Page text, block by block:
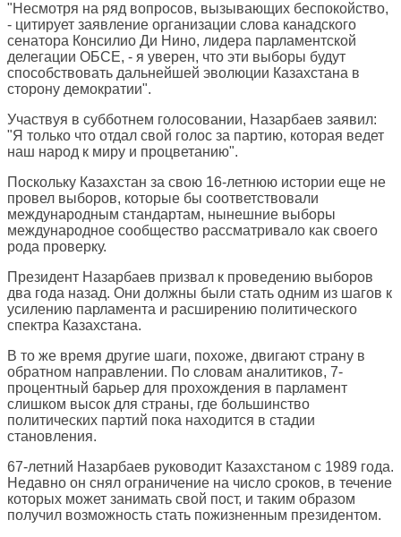
"Несмотря на ряд вопросов, вызывающих беспокойство,
- цитирует заявление организации слова канадского
сенатора Консилио Ди Нино, лидера парламентской
делегации ОБСЕ, - я уверен, что эти выборы будут
способствовать дальнейшей эволюции Казахстана в
сторону демократии".
Участвуя в субботнем голосовании, Назарбаев заявил:
"Я только что отдал свой голос за партию, которая ведет
наш народ к миру и процветанию".
Поскольку Казахстан за свою 16-летнюю истории еще не
провел выборов, которые бы соответствовали
международным стандартам, нынешние выборы
международное сообщество рассматривало как своего
рода проверку.
Президент Назарбаев призвал к проведению выборов
два года назад. Они должны были стать одним из шагов к
усилению парламента и расширению политического
спектра Казахстана.
В то же время другие шаги, похоже, двигают страну в
обратном направлении. По словам аналитиков, 7-
процентный барьер для прохождения в парламент
слишком высок для страны, где большинство
политических партий пока находится в стадии
становления.
67-летний Назарбаев руководит Казахстаном с 1989 года.
Недавно он снял ограничение на число сроков, в течение
которых может занимать свой пост, и таким образом
получил возможность стать пожизненным президентом.